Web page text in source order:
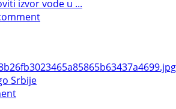
izvor vode u ...
Srbije